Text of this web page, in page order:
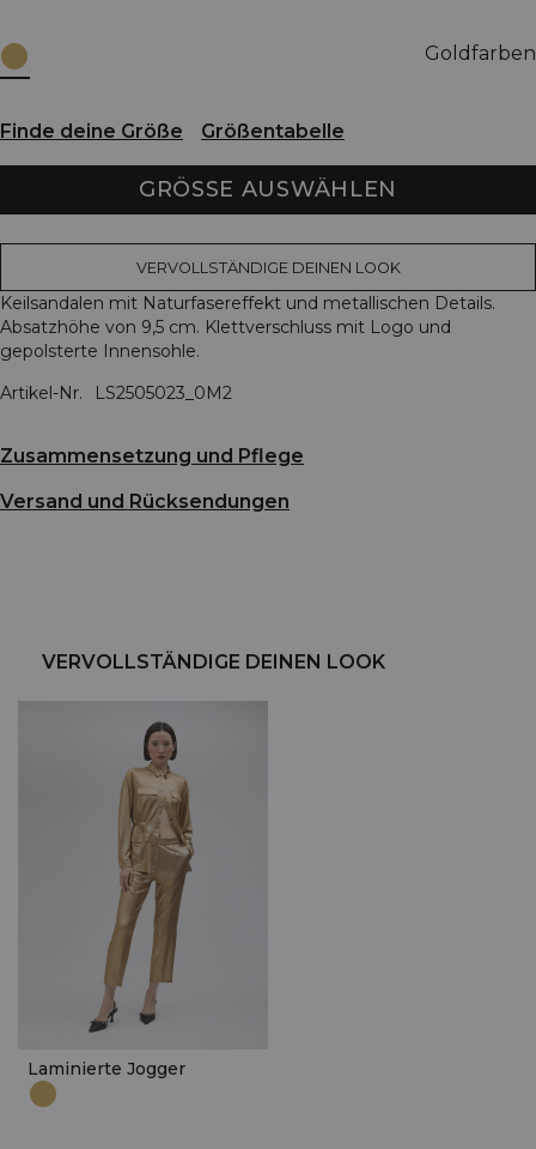
Goldfarben
Finde deine Größe Größentabelle
GRÖSSE AUSWÄHLEN
VERVOLLSTÄNDIGE DEINEN LOOK
Keilsandalen mit Naturfasereffekt und metallischen Details.
Absatzhöhe von 9,5 cm. Klettverschluss mit Logo und
gepolsterte Innensohle.
Artikel-Nr.
LS2505023_0M2
Zusammensetzung und Pflege
Versand und Rücksendungen
VERVOLLSTÄNDIGE DEINEN LOOK
Laminierte Jogger